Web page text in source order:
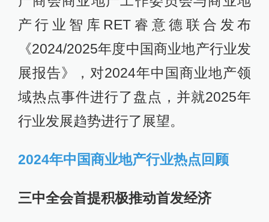
产行业智库RET睿意德联合发布
《2024/2025年度中国商业地产行业发
展报告》，对2024年中国商业地产领
域热点事件进行了盘点，并就2025年
行业发展趋势进行了展望。
2024年中国商业地产行业热点回顾
三中全会首提积极推动首发经济